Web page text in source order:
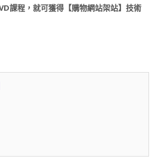
課程，就可獲得【購物網站架站】技術